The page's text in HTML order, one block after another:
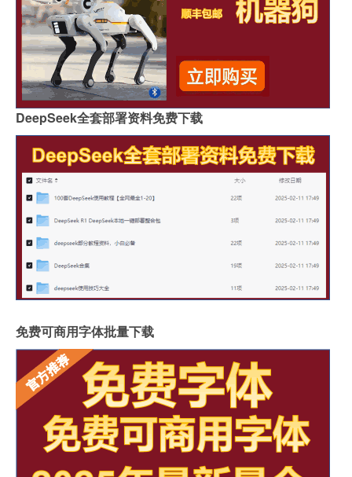
DeepSeek全套部署资料免费下载
免费可商用字体批量下载